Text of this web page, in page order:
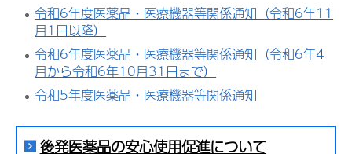
令和6年度医薬品・医療機器等関係通知（令和6年11
月1日以降）
令和6年度医薬品・医療機器等関係通知（令和6年4
月から令和6年10月31日まで）
令和5年度医薬品・医療機器等関係通知
後発医薬品の安心使用促進について